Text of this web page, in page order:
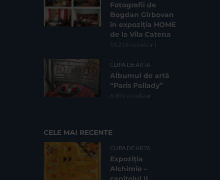
Fotografii de
Bogdan Gîrbovan
în expoziția HOME
de la Vila Catena
16.216 vizualizari
CLIPA DE ARTA
Albumul de artă
“Paris Pallady”
6.601 vizualizari
CELE MAI RECENTE
CLIPA DE ARTA
Expoziția
Alchimie –